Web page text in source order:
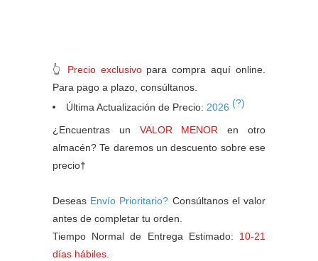
👆 Precio exclusivopara compra aquí online.
Para pago a plazo, consúltanos.
Última Actualización de Precio: 2026 (?)
¿Encuentras un VALOR MENORen otro
almacén? Te daremos un descuento sobre ese
precio†
Deseas Envío Prioritario? Consúltanos el valor
antes de completar tu orden.
Tiempo Normal de Entrega Estimado: 10-21
días hábiles.